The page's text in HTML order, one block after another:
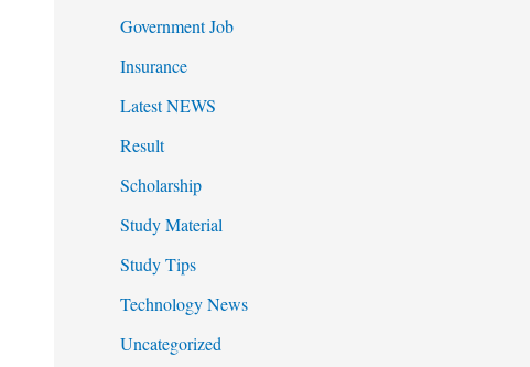
Government Job
Insurance
Latest NEWS
Result
Scholarship
Study Material
Study Tips
Technology News
Uncategorized